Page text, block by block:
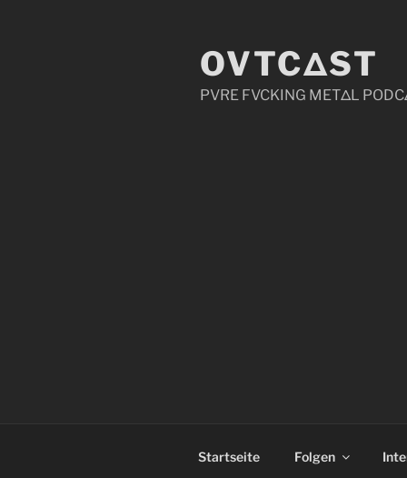
OVTCΔST
PVRE FVCKING METΔL
Startseite Folgen